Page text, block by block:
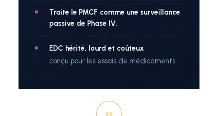
Traite le PMCF comme une surveillance
passive de Phase IV.
EDC hérité, lourd et coûteux
conçu pour les essais de médicaments.
vs